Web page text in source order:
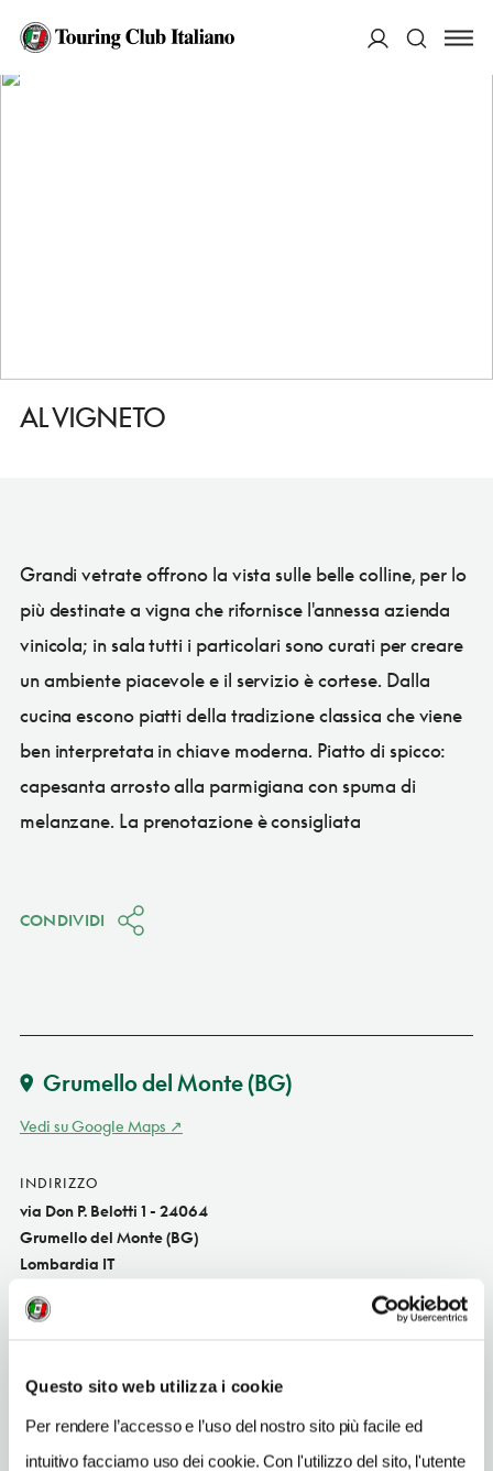
Questo sito web utilizza i cookie
Per rendere l’accesso e l’uso del nostro sito più facile ed
intuitivo facciamo uso dei cookie. Con l'utilizzo del sito, l'utente
HOME
AL VIGNETO
AL VIGNETO
Grandi vetrate offrono la vista sulle belle colline, per lo
più destinate a vigna che rifornisce l'annessa azienda
vinicola; in sala tutti i particolari sono curati per creare
un ambiente piacevole e il servizio è cortese. Dalla
cucina escono piatti della tradizione classica che viene
ben interpretata in chiave moderna. Piatto di spicco:
capesanta arrosto alla parmigiana con spuma di
melanzane. La prenotazione è consigliata
CONDIVIDI
Grumello del Monte(BG)
Vedi su Google Maps
INDIRIZZO
via Don P. Belotti 1 - 24064
Grumello del Monte (BG)
Lombardia IT
SITO WEB
INDIRIZZO EMAIL